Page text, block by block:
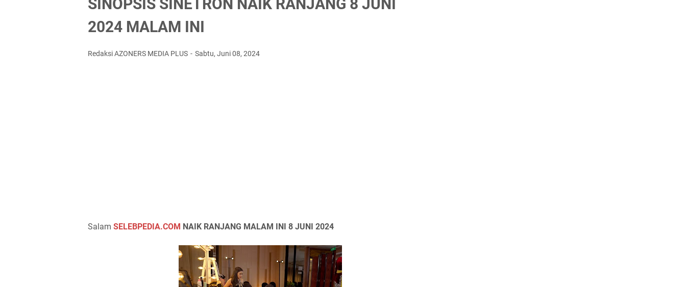
SINOPSIS SINETRON NAIK RANJANG 8 JUNI
2024 MALAM INI
Redaksi AZONERS MEDIA PLUS Sabtu, Juni 08, 2024
Salam SELEBPEDIA.COM NAIK RANJANG MALAM INI 8 JUNI 2024